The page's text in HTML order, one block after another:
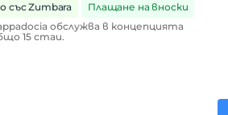
със Zumbara
Плащане на вноски
обслужва в концепцията
15 стаи.